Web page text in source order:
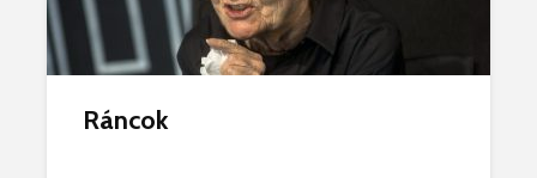
Ráncok